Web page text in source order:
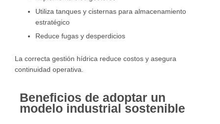
Utiliza tanques y cisternas para almacenamiento
estratégico
Reduce fugas y desperdicios
La correcta gestión hídrica reduce costos y asegura
continuidad operativa.
Beneficios de adoptar un
modelo industrial sostenible